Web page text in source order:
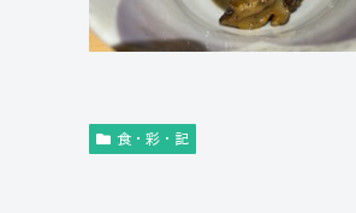
食・彩・記